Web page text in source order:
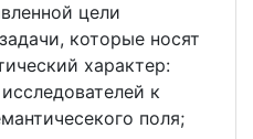
цели
которые носят
характер:
к
поля;